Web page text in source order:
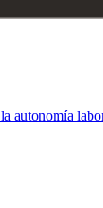
autonomía